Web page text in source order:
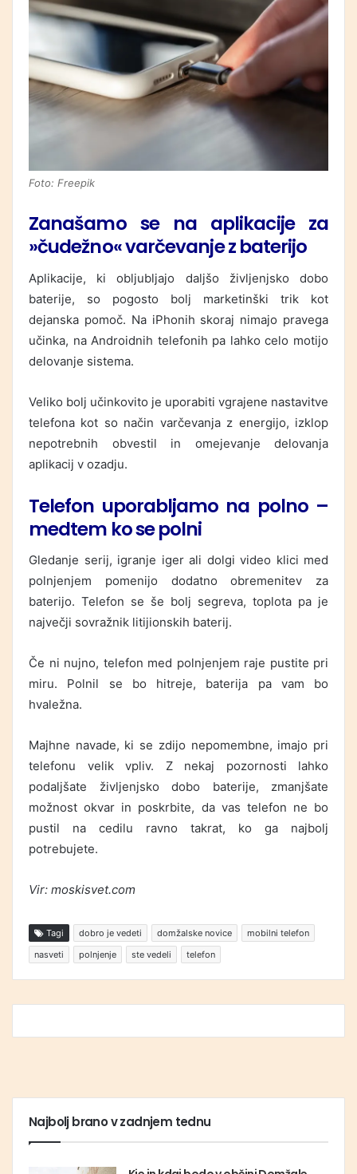
Foto: Freepik
Zanašamo se na aplikacije za
»čudežno« varčevanje z baterijo
Aplikacije, ki obljubljajo daljšo življenjsko dobo
baterije, so pogosto bolj marketinški trik kot
dejanska pomoč. Na iPhonih skoraj nimajo pravega
učinka, na Androidnih telefonih pa lahko celo motijo
delovanje sistema.
Veliko bolj učinkovito je uporabiti vgrajene nastavitve
telefona kot so način varčevanja z energijo, izklop
nepotrebnih obvestil in omejevanje delovanja
aplikacij v ozadju.
Telefon uporabljamo na polno –
medtem ko se polni
Gledanje serij, igranje iger ali dolgi video klici med
polnjenjem pomenijo dodatno obremenitev za
baterijo. Telefon se še bolj segreva, toplota pa je
največji sovražnik litijionskih baterij.
Če ni nujno, telefon med polnjenjem raje pustite pri
miru. Polnil se bo hitreje, baterija pa vam bo
hvaležna.
Majhne navade, ki se zdijo nepomembne, imajo pri
telefonu velik vpliv. Z nekaj pozornosti lahko
podaljšate življenjsko dobo baterije, zmanjšate
možnost okvar in poskrbite, da vas telefon ne bo
pustil na cedilu ravno takrat, ko ga najbolj
potrebujete.
Vir: moskisvet.com
Tagi dobro je vedeti domžalske novice
mobilni telefon
nasveti
polnjenje ste vedeli telefon
Najbolj brano v zadnjem tednu